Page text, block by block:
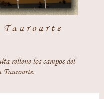
Tauroarte
rellene los campos del
Tauroarte.